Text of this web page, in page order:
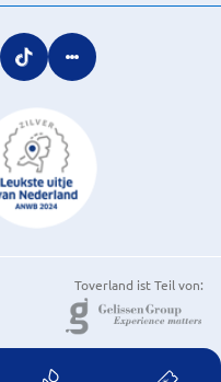
Toverland ist Teil von: